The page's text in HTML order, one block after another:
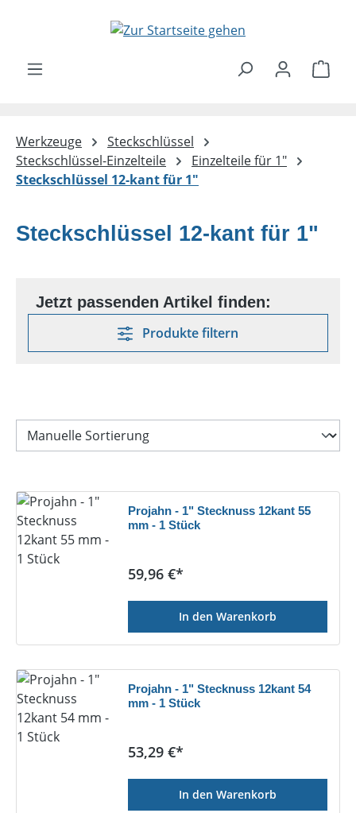
Zum Hauptinhalt springen
Werkzeuge
Steckschlüssel
Steckschlüssel-Einzelteile
Einzelteile für 1"
Steckschlüssel 12-kant für 1"
Steckschlüssel 12-kant für 1"
Produkte filtern
Projahn - 1" Stecknuss 12kant 55
mm - 1 Stück
Regulärer Preis:
59,96 €*
In den Warenkorb
Projahn - 1" Stecknuss 12kant 54
mm - 1 Stück
Regulärer Preis:
53,29 €*
In den Warenkorb